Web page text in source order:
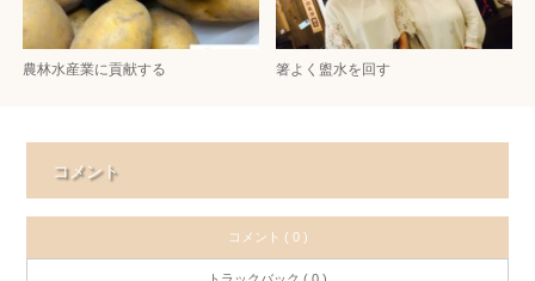
農林水産業に貢献する 箸よく盥水を回す
コメント
コメント ( 0 )